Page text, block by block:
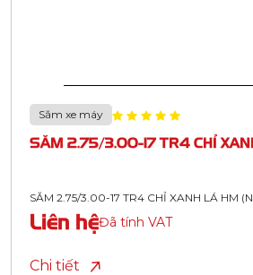
Săm xe máy
SĂM 2.75/3.00-17 TR4 CHỈ
SĂM 2.75/3.00-17 TR4 CHỈ XANH LÁ HM
Liên hệĐã tính VAT
Chi tiết